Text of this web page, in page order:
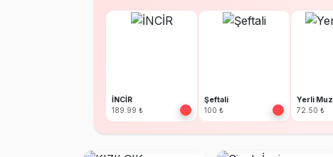
İNCİR
189.99 ₺
Şeftali
100 ₺
Yerli Muz
72.50 ₺